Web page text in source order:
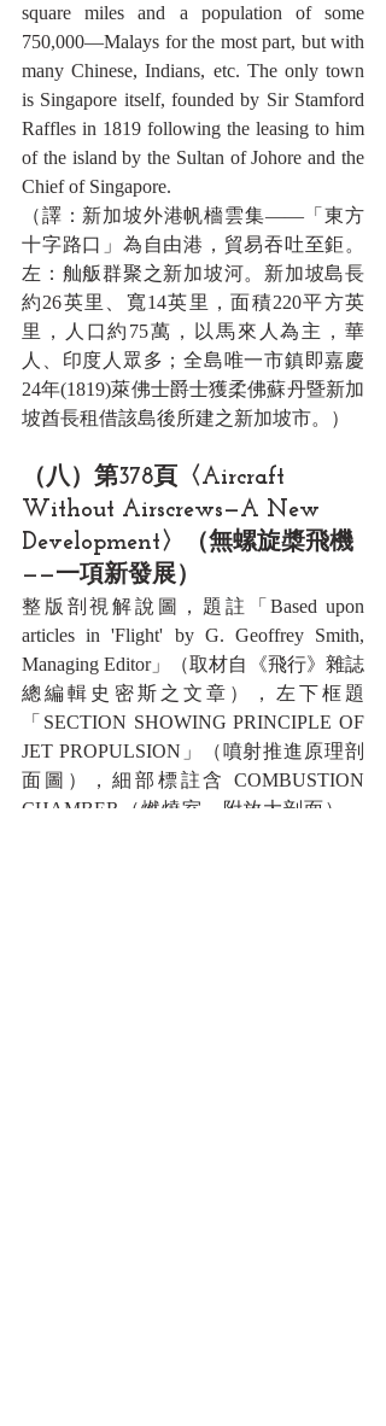
square miles and a population of some
750,000—Malays for the most part, but with
many Chinese, Indians, etc. The only town
is Singapore itself, founded by Sir Stamford
Raffles in 1819 following the leasing to him
of the island by the Sultan of Johore and the
Chief of Singapore.
（譯：新加坡外港帆檣雲集——「東方
十字路口」為自由港，貿易吞吐至鉅。
左：舢舨群聚之新加坡河。新加坡島長
約26英里、寬14英里，面積220平方英
里，人口約75萬，以馬來人為主，華
人、印度人眾多；全島唯一市鎮即嘉慶
24年(1819)萊佛士爵士獲柔佛蘇丹暨新加
坡酋長租借該島後所建之新加坡市。）
（八）第378頁〈Aircraft
Without Airscrews—A New
Development〉（無螺旋槳飛機
——一項新發展）
整版剖視解說圖，題註「Based upon
articles in 'Flight' by G. Geoffrey Smith,
Managing Editor」（取材自《飛行》雜誌
總編輯史密斯之文章），左下框題
「SECTION SHOWING PRINCIPLE OF
JET PROPULSION」（噴射推進原理剖
面圖），細部標註含 COMBUSTION
CHAMBER（燃燒室，附放大剖面）、